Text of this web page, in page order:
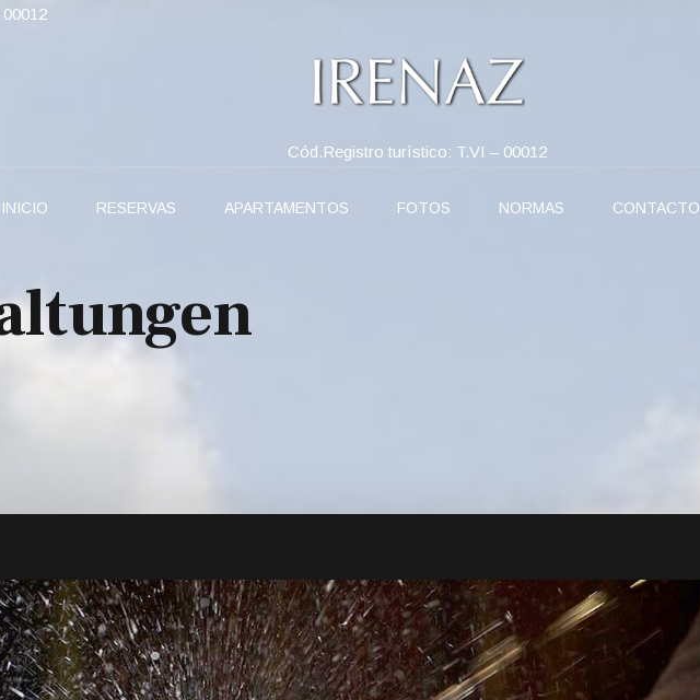
Cód.Registro turístico: T.VI – 00012
INICIO RESERVAS APARTAMENTOS FOTOS NORMAS CONTACTO